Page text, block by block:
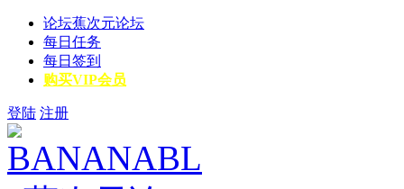
论坛蕉次元论坛
每日任务
每日签到
购买VIP会员
登陆 注册